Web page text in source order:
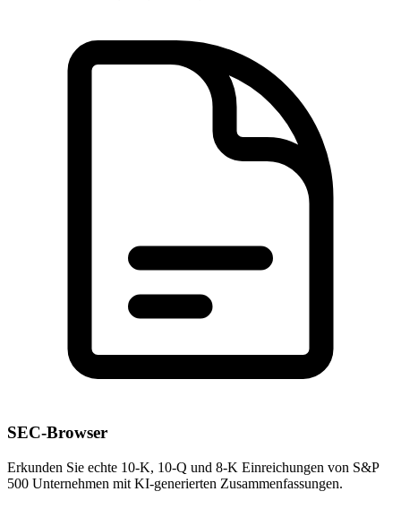
SEC-Browser
Erkunden Sie echte 10-K, 10-Q und 8-K Einreichungen von S&P
500 Unternehmen mit KI-generierten Zusammenfassungen.